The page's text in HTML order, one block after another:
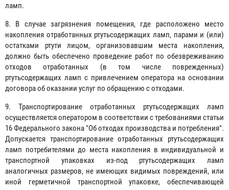
ламп.
8. В случае загрязнения помещения, где расположено место
накопления отработанных ртутьсодержащих ламп, парами и (или)
остатками ртути лицом, организовавшим места накопления,
должно быть обеспечено проведение работ по обезвреживанию
отходов отработанных (в том числе поврежденных)
ртутьсодержащих ламп с привлечением оператора на основании
договора об оказании услуг по обращению с отходами.
9. Транспортирование отработанных ртутьсодержащих ламп
осуществляется оператором в соответствии с требованиями статьи
16 Федерального закона "Об отходах производства и потребления".
Допускается транспортирование отработанных ртутьсодержащих
ламп потребителями до места накопления в индивидуальной и
транспортной упаковках из-под ртутьсодержащих ламп
аналогичных размеров, не имеющих видимых повреждений, или
иной герметичной транспортной упаковке, обеспечивающей